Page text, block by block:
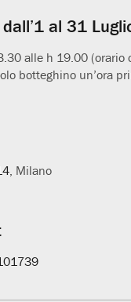
al 31
alle h 19.00 (orario
botteghino un’ora
, Milano